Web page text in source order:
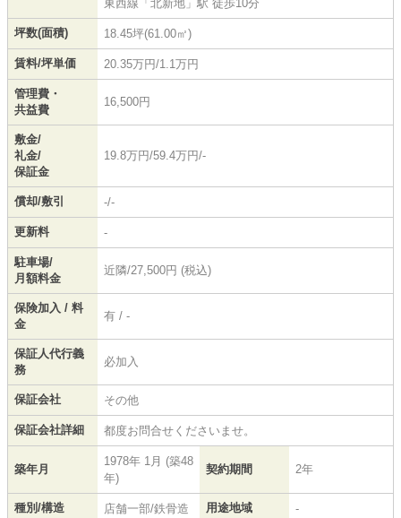
東西線 「北新地 」駅 徒歩10分
坪数(面積) 18.45坪(61.00㎡)
賃料/坪単価 20.35万円/1.1万円
管理費・
共益費
16,500円
敷金/
礼金/
保証金
19.8万円/59.4万円/-
償却/敷引 -/-
更新料 -
駐車場/
月額料金
近隣/27,500円 (税込)
保険加入 / 料
金
有 / -
保証人代行義
務
必加入
保証会社 その他
保証会社詳細 都度お問合せくださいませ。
築年月
1978年 1月 (築48
年)
契約期間 2年
種別/構造 店舗一部/鉄骨造 用途地域 -